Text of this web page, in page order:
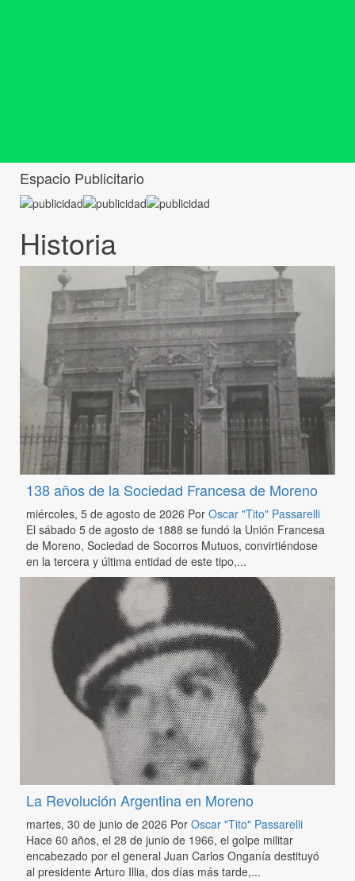
Espacio Publicitario
Historia
138 años de la Sociedad Francesa de Moreno
miércoles, 5 de agosto de 2026 Por Oscar "Tito" Passarelli
El sábado 5 de agosto de 1888 se fundó la Unión Francesa
de Moreno, Sociedad de Socorros Mutuos, convirtiéndose
en la tercera y última entidad de este tipo,...
La Revolución Argentina en Moreno
martes, 30 de junio de 2026 Por Oscar "Tito" Passarelli
Hace 60 años, el 28 de junio de 1966, el golpe militar
encabezado por el general Juan Carlos Onganía destituyó
al presidente Arturo Illia, dos días más tarde,...